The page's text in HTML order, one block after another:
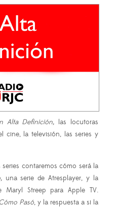
Alta Definición, las locutoras
cine, la televisión, las series y
contaremos cómo será la
una serie de Atresplayer, y la
Streep para Apple TV.
Pasó, y la respuesta a si la